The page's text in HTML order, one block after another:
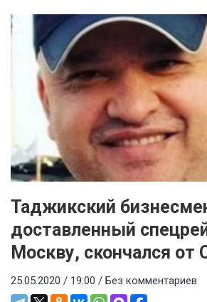
Таджикский
доставленный
Москву, скончался от
25.05.2020 / 19:00 / Без комментариев